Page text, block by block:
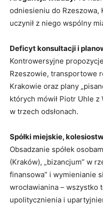
odniesieniu do Rzeszowa,
uczynił z niego wspólny
Deficyt konsultacji i
Kontrowersyjne
Rzeszowie, transportowe
Krakowie oraz plany
których mówił Piotr Uhle z
w trzech odsłonach.
Spółki miejskie,
Obsadzanie spółek
(Kraków), „bizancjum” w
finansowa” i wymienianie
wrocławianina – wszystko
upolitycznienia i